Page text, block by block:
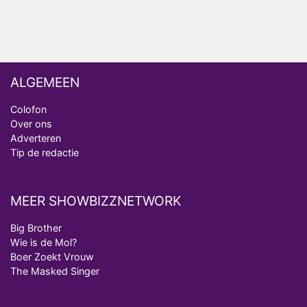
ALGEMEEN
Colofon
Over ons
Adverteren
Tip de redactie
MEER SHOWBIZZNETWORK
Big Brother
Wie is de Mol?
Boer Zoekt Vrouw
The Masked Singer